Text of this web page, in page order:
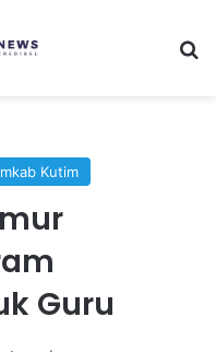
Kutim
Guru